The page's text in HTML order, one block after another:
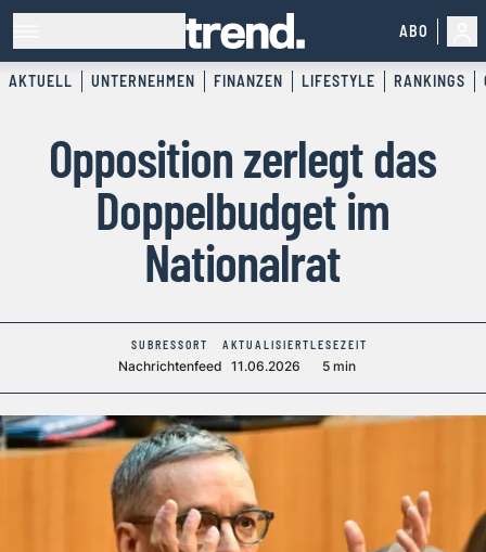
ABO
AKTUELL UNTERNEHMEN FINANZEN LIFESTYLE RANKINGS
Opposition zerlegt das
Doppelbudget im
Nationalrat
SUBRESSORT
Nachrichtenfeed
AKTUALISIERT
11.06.2026
LESEZEIT
5 min